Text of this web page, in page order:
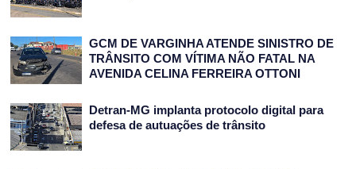
GCM DE VARGINHA ATENDE SINISTRO DE
TRÂNSITO COM VÍTIMA NÃO FATAL NA
AVENIDA CELINA FERREIRA OTTONI
Detran-MG implanta protocolo digital para
defesa de autuações de trânsito